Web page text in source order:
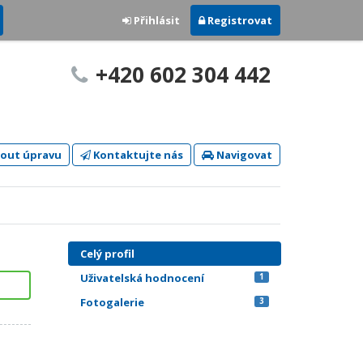
Přihlásit Registrovat
+420 602 304 442
úpravu Kontaktujte nás Navigovat
Celý profil
Uživatelská hodnocení
1
Fotogalerie 3